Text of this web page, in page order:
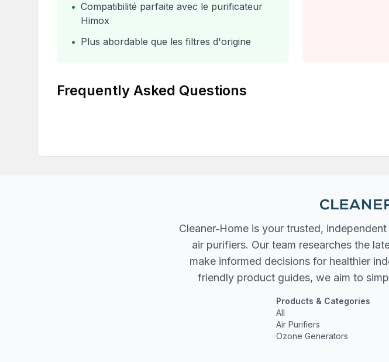
• Compatibilité parfaite avec le purificateur
Himox
• Plus abordable que les filtres d'origine
Frequently Asked Questions
Cleaner‐Home is your trusted,
air purifiers. Our team researches the
make informed decisions for healthier
friendly product guides, we aim to
Products & Categories
All
Air Purifiers
Ozone Generators